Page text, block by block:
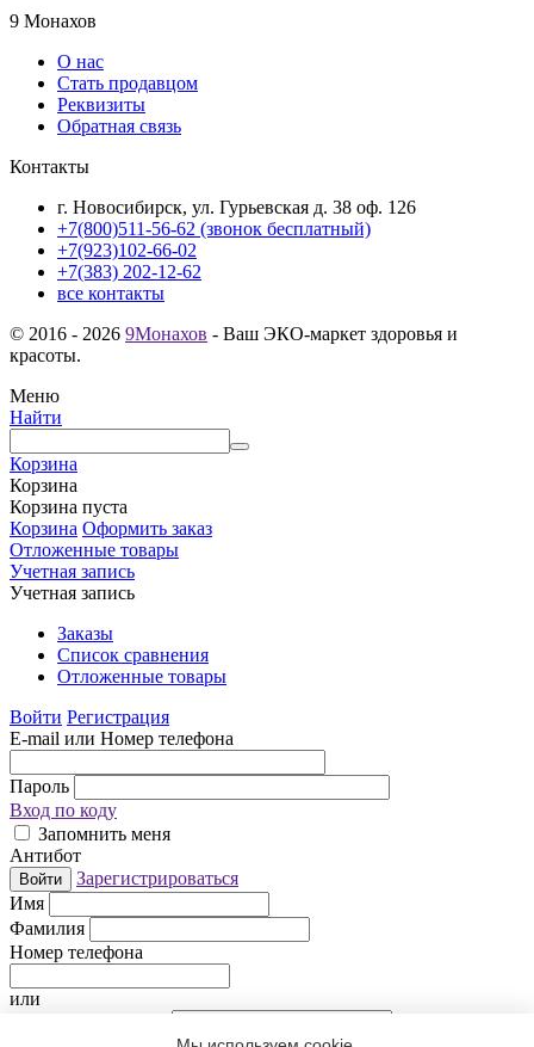
9 Монахов
О нас
Стать продавцом
Реквизиты
Обратная связь
Контакты
г. Новосибирск, ул. Гурьевская д. 38 оф. 126
+7(800)511-56-62 (звонок бесплатный)
+7(923)102-66-02
+7(383) 202-12-62
все контакты
© 2016 - 2026 9Монахов - Ваш ЭКО-маркет здоровья и
красоты.
Меню
Найти
Корзина
Корзина
Корзина пуста
Корзина Оформить заказ
Отложенные товары
Учетная запись
Учетная запись
Заказы
Список сравнения
Отложенные товары
Войти Регистрация
E-mail или Номер телефона
Пароль
Вход по коду
Запомнить меня
Антибот
Войти
Зарегистрироваться
Имя
Фамилия
Номер телефона
или